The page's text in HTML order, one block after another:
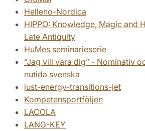
Textvid Øresund The Making of
The role of function words in
The Wahlgren Foundation Doctoral
Vokart Walking while talking
Helleno-Nordica
HIPPO: Knowledge, Magic and
Late Antiquity
HuMes seminarieserie
“Jag vill vara dig” - Nominativ
nutida svenska
just-energy-transitions-jet
Kompetensportföljen
LACOLA
LANG-KEY